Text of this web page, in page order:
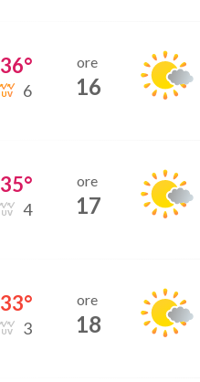
36°
6
ore
16
35°
4
ore
17
33°
3
ore
18